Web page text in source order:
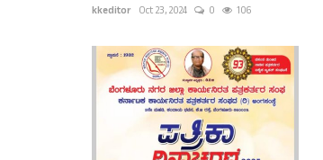
kkeditor Oct 23, 2024 0 106